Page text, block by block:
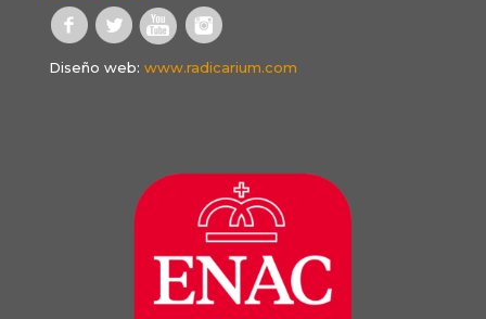
Diseño web: www.radicarium.com